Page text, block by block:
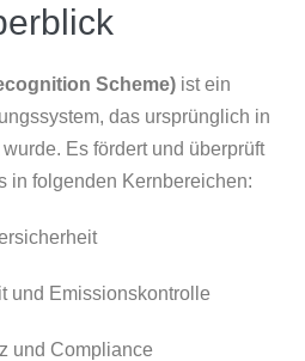
Scheme) ist ein
das ursprünglich in
Es fördert und überprüft
in folgenden Kernbereichen:
und Emissionskontrolle
und Compliance